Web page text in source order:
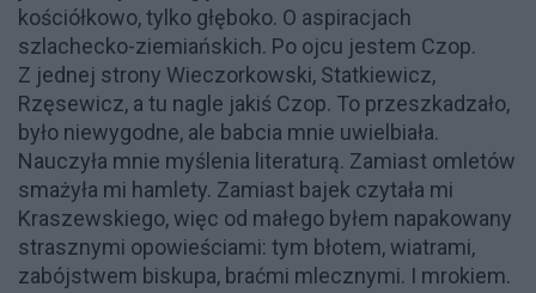
kościółkowo, tylko głęboko. O aspiracjach
szlachecko-ziemiańskich. Po ojcu jestem Czop.
Z jednej strony Wieczorkowski, Statkiewicz,
Rzęsewicz, a tu nagle jakiś Czop. To przeszkadzało,
było niewygodne, ale babcia mnie uwielbiała.
Nauczyła mnie myślenia literaturą. Zamiast omletów
smażyła mi hamlety. Zamiast bajek czytała mi
Kraszewskiego, więc od małego byłem napakowany
strasznymi opowieściami: tym błotem, wiatrami,
zabójstwem biskupa, braćmi mlecznymi. I mrokiem.